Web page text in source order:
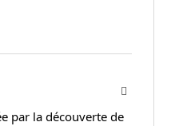
par la découverte de